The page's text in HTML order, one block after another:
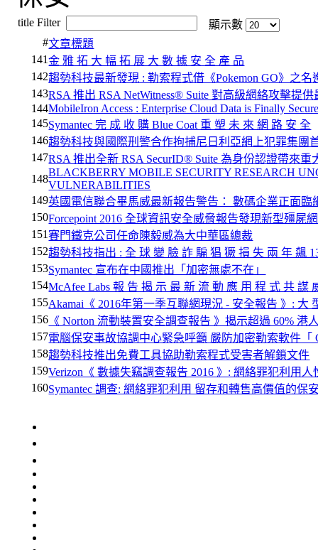
title Filter
顯示數
#文章標題
141金 雅 拓 大 幅 拓 展 大 數 據 安 全 產 品
142趨勢科技最新發現 : 勒索程式借《Pokemon GO》之名
143RSA 推出 RSA NetWitness® Suite 對高級網絡攻擊提
144MobileIron Access : Enterprise Cloud Data is Finally
145Symantec 完 成 收 購 Blue Coat 重 塑 未 來 網 路 安 全
146趨勢科技與國際刑警合作拘捕尼日利亞網上犯罪集團
147RSA 推出全新 RSA SecurID® Suite 為身份認證帶來重
148
BLACKBERRY MOBILE SECURITY RESEARCH
VULNERABILITIES
149英國電信聯合畢馬威最新報告警告： 數碼企業正面臨
150Forcepoint 2016 全球資訊安全威脅報告發現新型殭屍
151賽門鐵克公司任命陳毅威為大中華區總裁
152趨勢科技指出 : 全 球 變 臉 詐 騙 猖 獗 損 失 兩 年 飆
153Symantec 宣布在中國推出「加密無處不在」
154McAfee Labs 報 告 揭 示 最 新 流 動 應 用 程 式 共 謀
155Akamai《 2016年第一季互聯網現況 - 安全報告 》: 大
156 《 Norton 流動裝置安全調查報告 》揭示超過 60% 港
157電腦保安事故協調中心緊急呼籲 嚴防加密勒索軟件「
158趨勢科技推出免費工具協助勒索程式受害者解鎖文件
159Verizon《 數據失竊調查報告 2016 》: 網絡罪犯利用人
160Symantec 調查: 網絡罪犯利用 留存和轉售高價值的保